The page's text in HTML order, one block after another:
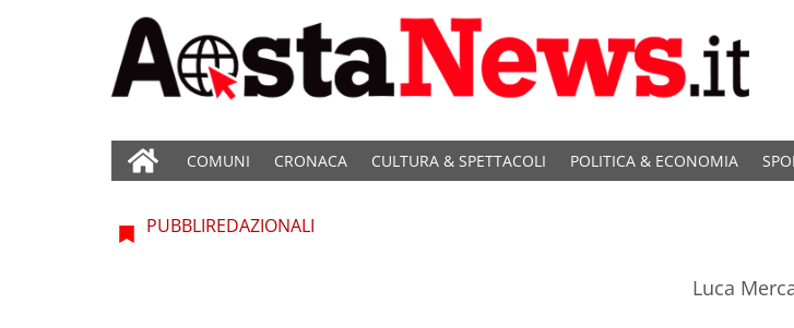
COMUNI CRONACA CULTURA & SPETTACOLI POLITICA & ECONOMIA
PUBBLIREDAZIONALI
Luca